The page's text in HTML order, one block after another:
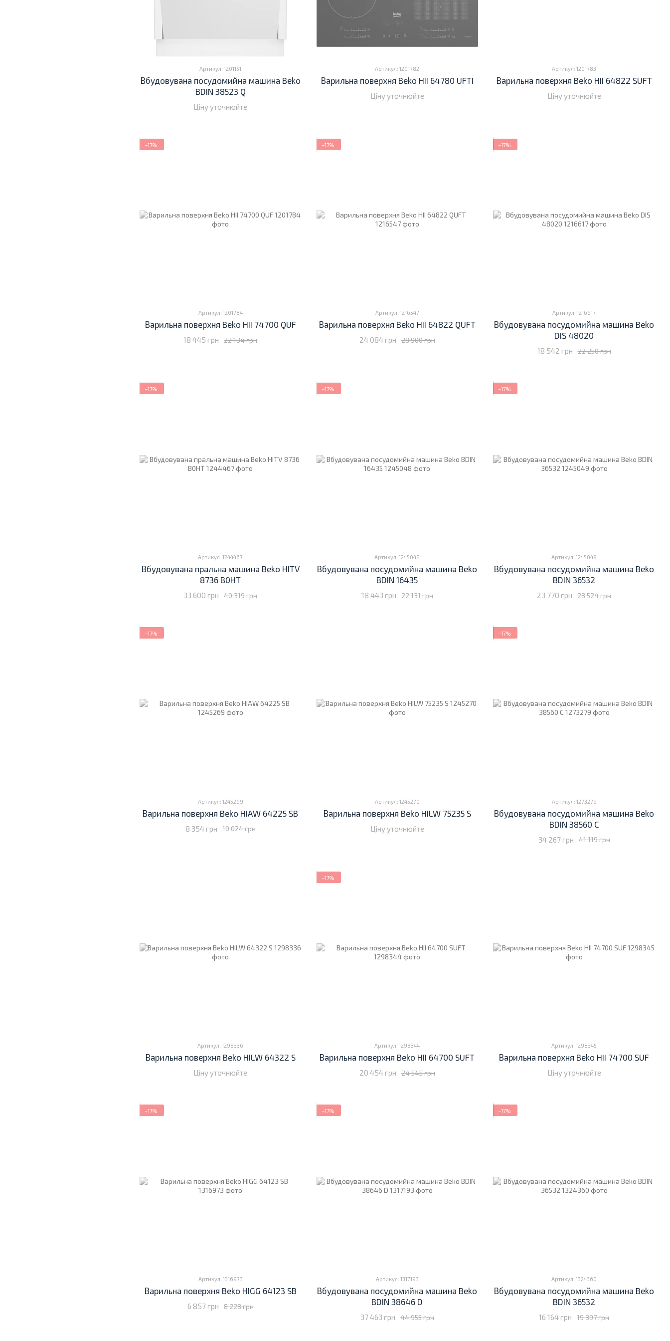
Артикул: 1201151
Вбудовувана посудомийна машина Beko
BDIN 38523 Q
Ціну уточнюйте
Артикул: 1201782
Варильна поверхня Beko HII 64780 UFTI
Ціну уточнюйте
Артикул: 1201783
Варильна поверхня Beko HII 64822 SUFT
Ціну уточнюйте
−17%
Артикул: 1201784
Варильна поверхня Beko HII 74700 QUF
22 134 грн
18 445 грн
−17%
Артикул: 1216547
Варильна поверхня Beko HII 64822 QUFT
28 900 грн
24 084 грн
−17%
Артикул: 1216617
Вбудовувана посудомийна машина Beko
DIS 48020
22 250 грн
18 542 грн
−17%
Артикул: 1244467
Вбудовувана пральна машина Beko HITV
8736 B0HT
40 319 грн
33 600 грн
−17%
Артикул: 1245048
Вбудовувана посудомийна машина Beko
BDIN 16435
22 131 грн
18 443 грн
−17%
Артикул: 1245049
Вбудовувана посудомийна машина Beko
BDIN 36532
28 524 грн
23 770 грн
−17%
Артикул: 1245269
Варильна поверхня Beko HIAW 64225 SB
10 024 грн
8 354 грн
Артикул: 1245270
Варильна поверхня Beko HILW 75235 S
Ціну уточнюйте
−17%
Артикул: 1273279
Вбудовувана посудомийна машина Beko
BDIN 38560 C
41 119 грн
34 267 грн
Артикул: 1298336
Варильна поверхня Beko HILW 64322 S
Ціну уточнюйте
−17%
Артикул: 1298344
Варильна поверхня Beko HII 64700 SUFT
24 545 грн
20 454 грн
Артикул: 1298345
Варильна поверхня Beko HII 74700 SUF
Ціну уточнюйте
−17%
Артикул: 1316973
Варильна поверхня Beko HIGG 64123 SB
8 228 грн
6 857 грн
−17%
Артикул: 1317193
Вбудовувана посудомийна машина Beko
BDIN 38646 D
44 955 грн
37 463 грн
−17%
Артикул: 1324360
Вбудовувана посудомийна машина Beko
BDIN 36532
19 397 грн
16 164 грн